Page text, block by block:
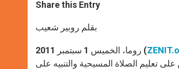
s
p
p
e
g
e
b
o
k
Share this Entry
بقلم روبير شعيب
روما، الخميس 1 سبتمبر 2011 (
تعليم الصلاة المسيحية والتنبيه على